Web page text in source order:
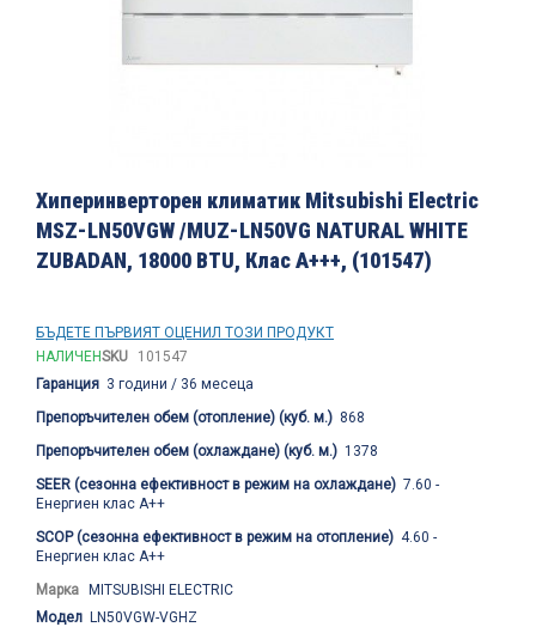
към
началото
на
галерия
Хиперинверторен климатик Mitsubishi Electric
MSZ-LN50VGW /MUZ-LN50VG NATURAL WHITE
ZUBADAN, 18000 BTU, Клас A+++, (101547)
БЪДЕТЕ ПЪРВИЯТ ОЦЕНИЛ ТОЗИ ПРОДУКТ
НАЛИЧЕНSKU
101547
Гаранция 3 години / 36 месеца
Препоръчителен обем (отопление) (куб. м.) 868
Препоръчителен обем (охлаждане) (куб. м.) 1378
SEER (сезонна ефективност в режим на охлаждане) 7.60 -
Енергиен клас A++
SCOP (сезонна ефективност в режим на отопление) 4.60 -
Енергиен клас A++
Марка MITSUBISHI ELECTRIC
Модел LN50VGW-VGHZ